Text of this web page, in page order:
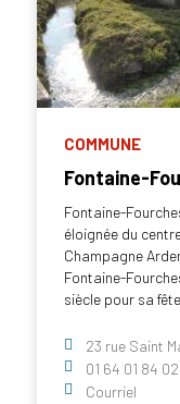
COMMUNE
Fontaine-
Fontaine-
éloignée du
Champagne
Fontaine-
siècle pour sa
23 rue Saint
01 64 01 84 02
Courriel